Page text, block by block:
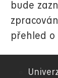
bude
přehled o